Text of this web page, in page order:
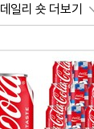
데일리 숏 더보기